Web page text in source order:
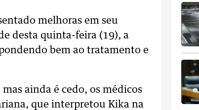
melhoras em seu
desta quinta-feira (19), a
bem ao tratamento e
ainda é cedo, os médicos
que interpretou Kika na